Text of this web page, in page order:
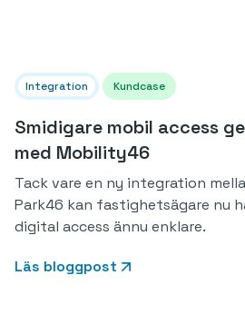
Integration Kundcase
Smidigare mobil access
med Mobility46
Tack vare en ny integration
Park46 kan fastighetsägare nu
digital access ännu enklare.
Läs bloggpost